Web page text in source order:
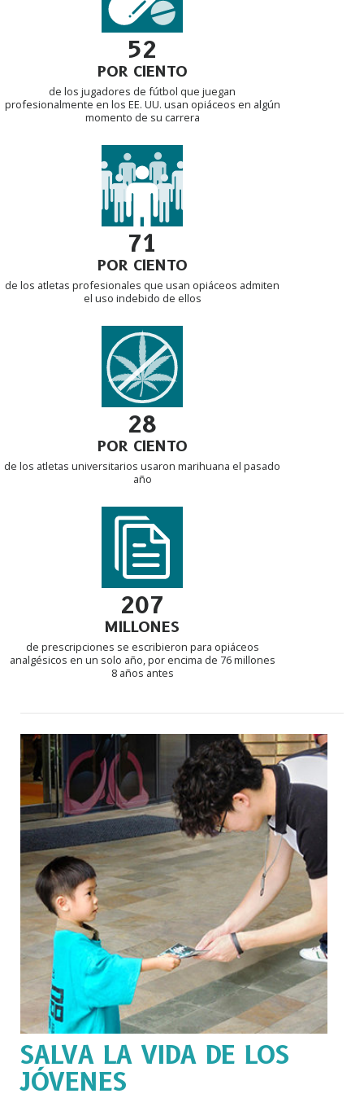
52
POR CIENTO
de los jugadores de fútbol que juegan
profesionalmente en los EE. UU. usan opiáceos en algún
momento de su carrera
71
POR CIENTO
de los atletas profesionales que usan opiáceos admiten
el uso indebido de ellos
28
POR CIENTO
de los atletas universitarios usaron marihuana el pasado
año
207
MILLONES
de prescripciones se escribieron para opiáceos
analgésicos en un solo año, por encima de 76 millones
8 años antes
SALVA LA VIDA DE LOS
JÓVENES